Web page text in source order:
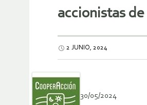
accionistas
2 JUNIO, 2024
30/05/2024